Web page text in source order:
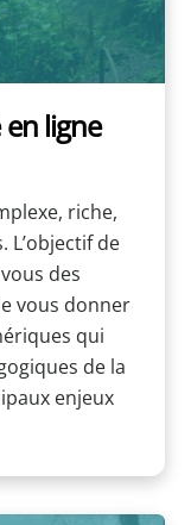
ligne
riche,
L’objectif de
des
vous donner
qui
de la
enjeux